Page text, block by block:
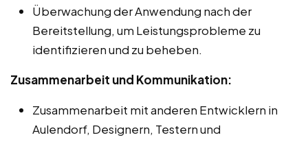
Überwachung der Anwendung nach der
Bereitstellung, um Leistungsprobleme zu
identifizieren und zu beheben.
Zusammenarbeit und Kommunikation:
Zusammenarbeit mit anderen Entwicklern in
Aulendorf, Designern, Testern und